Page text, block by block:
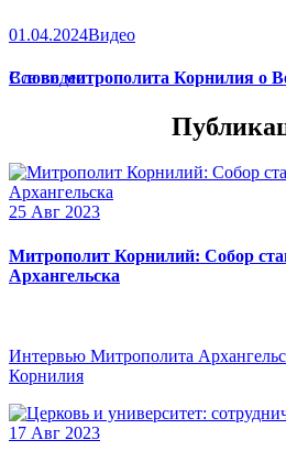
01.04.2024Видео
Слово митрополита Корнилия о
Все видео
25 Авг 2023
Митрополит Корнилий: Собор
Архангельска
Интервью Митрополита
Корнилия
17 Авг 2023